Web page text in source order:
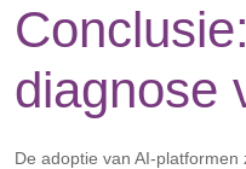
diagnose
De adoptie van AI-